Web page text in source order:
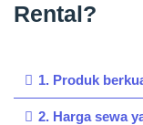
Rental?
1. Produk
2. Harga sewa